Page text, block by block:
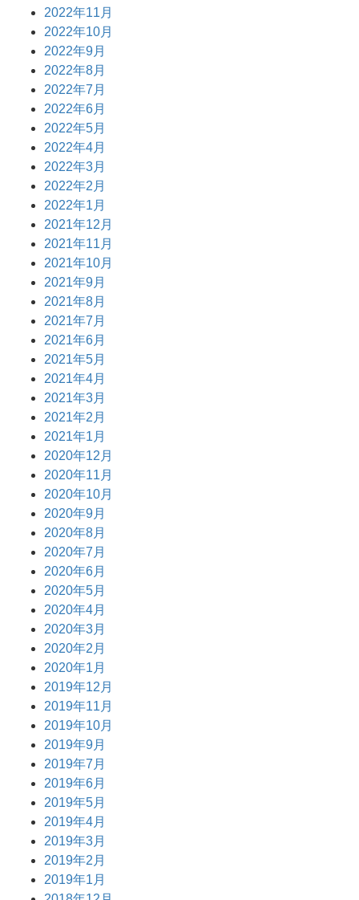
2022年11月
2022年10月
2022年9月
2022年8月
2022年7月
2022年6月
2022年5月
2022年4月
2022年3月
2022年2月
2022年1月
2021年12月
2021年11月
2021年10月
2021年9月
2021年8月
2021年7月
2021年6月
2021年5月
2021年4月
2021年3月
2021年2月
2021年1月
2020年12月
2020年11月
2020年10月
2020年9月
2020年8月
2020年7月
2020年6月
2020年5月
2020年4月
2020年3月
2020年2月
2020年1月
2019年12月
2019年11月
2019年10月
2019年9月
2019年7月
2019年6月
2019年5月
2019年4月
2019年3月
2019年2月
2019年1月